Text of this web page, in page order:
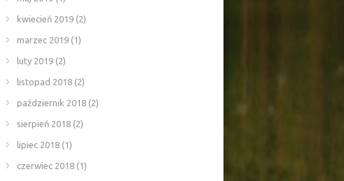
kwiecień 2019 (2)
marzec 2019 (1)
luty 2019 (2)
listopad 2018 (2)
październik 2018 (2)
sierpień 2018 (2)
lipiec 2018 (1)
czerwiec 2018 (1)